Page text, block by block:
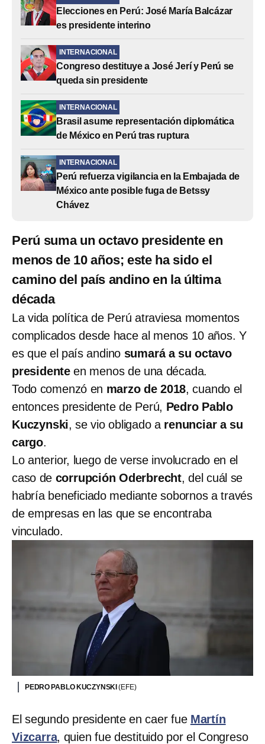
Elecciones en Perú: José María Balcázar
es presidente interino
INTERNACIONAL
Congreso destituye a José Jerí y Perú se
queda sin presidente
INTERNACIONAL
Brasil asume representación diplomática
de México en Perú tras ruptura
INTERNACIONAL
Perú refuerza vigilancia en la Embajada de
México ante posible fuga de Betssy
Chávez
Perú suma un octavo presidente en
menos de 10 años; este ha sido el
camino del país andino en la última
década
La vida política de Perú atraviesa momentos
complicados desde hace al menos 10 años. Y
es que el país andino sumará a su octavo
presidente en menos de una década.
Todo comenzó en marzo de 2018, cuando el
entonces presidente de Perú, Pedro Pablo
Kuczynski, se vio obligado a renunciar a su
cargo.
Lo anterior, luego de verse involucrado en el
caso de corrupción Oderbrecht, del cuál se
habría beneficiado mediante sobornos a través
de empresas en las que se encontraba
vinculado.
PEDRO PABLO KUCZYNSKI(EFE)
El segundo presidente en caer fue Martín
Vizcarra, quien fue destituido por el Congreso